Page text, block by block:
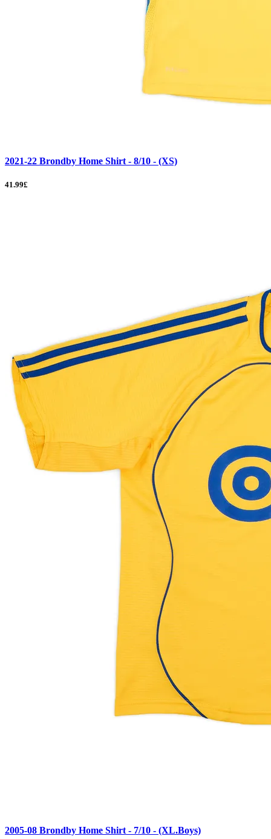
2021-22 Brondby Home Shirt - 8/10 - (XS)
41.99£
2005-08 Brondby Home Shirt - 7/10 - (XL.Boys)